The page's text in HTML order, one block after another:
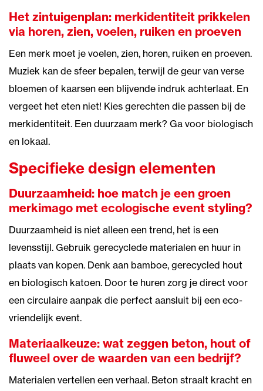
Het zintuigenplan: merkidentiteit prikkelen
via horen, zien, voelen, ruiken en proeven
Een merk moet je voelen, zien, horen, ruiken en proeven.
Muziek kan de sfeer bepalen, terwijl de geur van verse
bloemen of kaarsen een blijvende indruk achterlaat. En
vergeet het eten niet! Kies gerechten die passen bij de
merkidentiteit. Een duurzaam merk? Ga voor biologisch
en lokaal.
Specifieke design elementen
Duurzaamheid: hoe match je een groen
merkimago met ecologische event styling?
Duurzaamheid is niet alleen een trend, het is een
levensstijl. Gebruik gerecyclede materialen en huur in
plaats van kopen. Denk aan bamboe, gerecycled hout
en biologisch katoen. Door te huren zorg je direct voor
een circulaire aanpak die perfect aansluit bij een eco-
vriendelijk event.
Materiaalkeuze: wat zeggen beton, hout of
fluweel over de waarden van een bedrijf?
Materialen vertellen een verhaal. Beton straalt kracht en